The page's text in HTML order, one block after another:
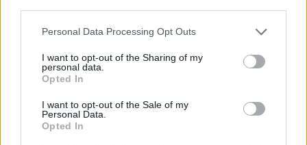
Personal Data Processing Opt Outs
I want to opt-out of the Sharing of my
personal data.
Opted In
I want to opt-out of the Sale of my
Personal Data.
Opted In
το γλυκό αίμα, αλλά οι χημικές ενώσεις που εκπέμπουμε»
Σητεία: Πυρκαγιά στα Αχλάδια - Ολονύχτια μάχη με τις
φλόγες (Βίντεο)
Υπό έλεγχο η φωτιά σε ισόγειο κατάστημα στο Παλαιό
Φάληρο - Εκκενώθηκε προληπτικά πολυκατοικία